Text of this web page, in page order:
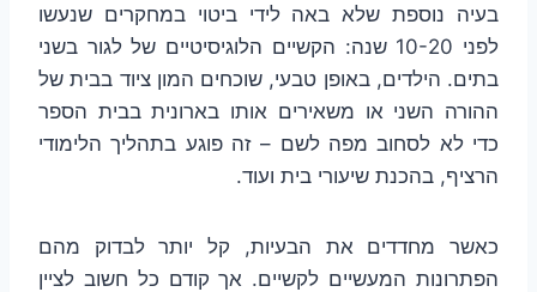
בעיה נוספת שלא באה לידי ביטוי במחקרים שנעשו
לפני 10-20 שנה: הקשיים הלוגיסיטיים של לגור בשני
בתים. הילדים, באופן טבעי, שוכחים המון ציוד בבית של
ההורה השני או משאירים אותו בארונית בבית הספר
כדי לא לסחוב מפה לשם – זה פוגע בתהליך הלימודי
הרציף, בהכנת שיעורי בית ועוד.
כאשר מחדדים את הבעיות, קל יותר לבדוק מהם
הפתרונות המעשיים לקשיים. אך קודם כל חשוב לציין